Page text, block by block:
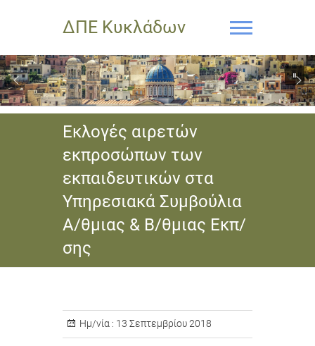
ΔΠΕ Κυκλάδων
Εκλογές αιρετών
εκπροσώπων των
εκπαιδευτικών στα
Υπηρεσιακά Συμβούλια
Α/θμιας & Β/θμιας Εκπ/
σης
Ημ/νία : 13 Σεπτεμβρίου 2018